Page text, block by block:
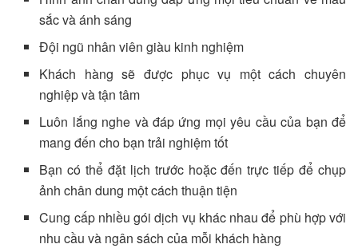
sắc và ánh sáng
Đội ngũ nhân viên giàu kinh nghiệm
Khách hàng sẽ được phục vụ một cách chuyên
nghiệp và tận tâm
Luôn lắng nghe và đáp ứng mọi yêu cầu của bạn để
mang đến cho bạn trải nghiệm tốt
Bạn có thể đặt lịch trước hoặc đến trực tiếp để chụp
ảnh chân dung một cách thuận tiện
Cung cấp nhiều gói dịch vụ khác nhau để phù hợp với
nhu cầu và ngân sách của mỗi khách hàng